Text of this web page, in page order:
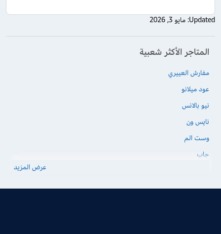
Updated: مايو 3, 2026
المتاجر الأكثر شعبية
مفارش العييري
عود ميلانو
نيو بالانس
نايس ون
وست الم
جاب
عرض المزيد